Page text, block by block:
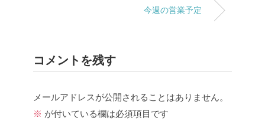
今週の営業予定
コメントを残す
メールアドレスが公開されることはありません。
※ が付いている欄は必須項目です